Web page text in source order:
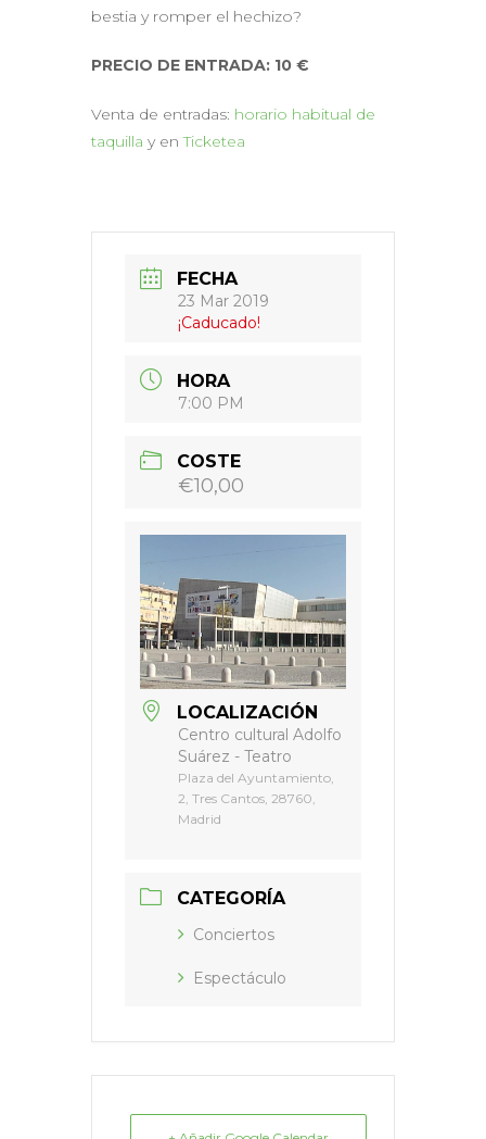
bestia y romper el hechizo?
PRECIO DE ENTRADA: 10 €
Venta de entradas: horario habitual de
taquilla y enTicketea
FECHA
23 Mar 2019
¡Caducado!
HORA
7:00 PM
COSTE
€10,00
LOCALIZACIÓN
Centro cultural Adolfo
Suárez - Teatro
Plaza del Ayuntamiento,
2, Tres Cantos, 28760,
Madrid
CATEGORÍA
Conciertos
Espectáculo